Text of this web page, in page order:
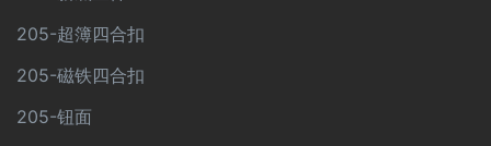
205-超簿四合扣
205-磁铁四合扣
205-钮面